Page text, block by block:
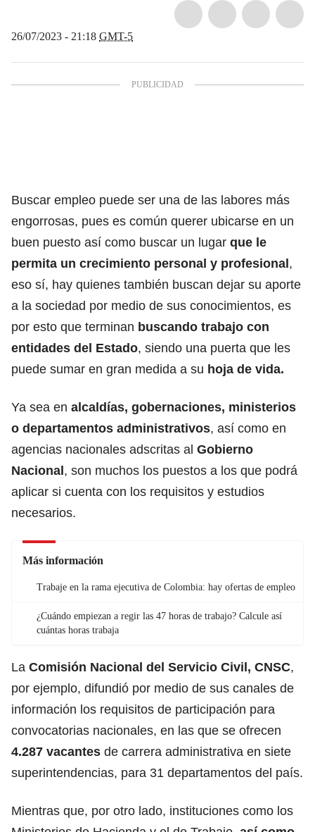
26/07/2023 - 21:18 GMT-5
Buscar empleo puede ser una de las labores más
engorrosas, pues es común querer ubicarse en un
buen puesto así como buscar un lugar que le
permita un crecimiento personal y profesional,
eso sí, hay quienes también buscan dejar su aporte
a la sociedad por medio de sus conocimientos, es
por esto que terminan buscando trabajo con
entidades del Estado, siendo una puerta que les
puede sumar en gran medida a su hoja de vida.
Ya sea en alcaldías, gobernaciones, ministerios
o departamentos administrativos, así como en
agencias nacionales adscritas al Gobierno
Nacional, son muchos los puestos a los que podrá
aplicar si cuenta con los requisitos y estudios
necesarios.
Más información
Trabaje en la rama ejecutiva de Colombia: hay ofertas de empleo
¿Cuándo empiezan a regir las 47 horas de trabajo? Calcule así
cuántas horas trabaja
La Comisión Nacional del Servicio Civil, CNSC,
por ejemplo, difundió por medio de sus canales de
información los requisitos de participación para
convocatorias nacionales, en las que se ofrecen
4.287 vacantes de carrera administrativa en siete
superintendencias, para 31 departamentos del país.
Mientras que, por otro lado, instituciones como los